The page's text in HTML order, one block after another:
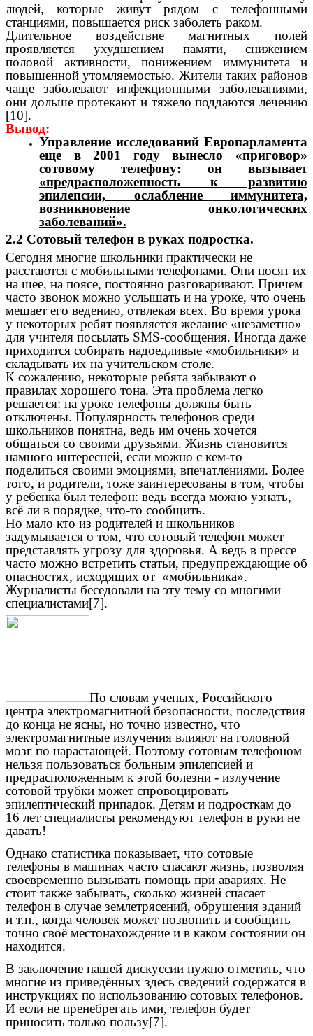
людей, которые живут рядом с телефонными
станциями, повышается риск заболеть раком.
Длительное воздействие магнитных полей
проявляется ухудшением памяти, снижением
половой активности, понижением иммунитета и
повышенной утомляемостью. Жители таких районов
чаще заболевают инфекционными заболеваниями,
они дольше протекают и тяжело поддаются лечению
[10].
Вывод:
Управление исследований Европарламента
еще в 2001 году вынесло «приговор»
сотовому телефону: он вызывает
«предрасположенность к развитию
эпилепсии, ослабление иммунитета,
возникновение онкологических
заболеваний».
2.2 Сотовый телефон в руках подростка.
Сегодня многие школьники практически не
расстаются с мобильными телефонами. Они носят их
на шее, на поясе, постоянно разговаривают. Причем
часто звонок можно услышать и на уроке, что очень
мешает его ведению, отвлекая всех. Во время урока
у некоторых ребят появляется желание «незаметно»
для учителя посылать SMS-сообщения. Иногда даже
приходится собирать надоедливые «мобильники» и
складывать их на учительском столе.
К сожалению, некоторые ребята забывают о
правилах хорошего тона. Эта проблема легко
решается: на уроке телефоны должны быть
отключены. Популярность телефонов среди
школьников понятна, ведь им очень хочется
общаться со своими друзьями. Жизнь становится
намного интересней, если можно с кем-то
поделиться своими эмоциями, впечатлениями. Более
того, и родители, тоже заинтересованы в том, чтобы
у ребенка был телефон: ведь всегда можно узнать,
всё ли в порядке, что-то сообщить.
Но мало кто из родителей и школьников
задумывается о том, что сотовый телефон может
представлять угрозу для здоровья. А ведь в прессе
часто можно встретить статьи, предупреждающие об
опасностях, исходящих от «мобильника».
Журналисты беседовали на эту тему со многими
специалистами[7].
По словам ученых, Российского
центра электромагнитной безопасности, последствия
до конца не ясны, но точно известно, что
электромагнитные излучения влияют на головной
мозг по нарастающей. Поэтому сотовым телефоном
нельзя пользоваться больным эпилепсией и
предрасположенным к этой болезни - излучение
сотовой трубки может спровоцировать
эпилептический припадок. Детям и подросткам до
16 лет специалисты рекомендуют телефон в руки не
давать!
Однако статистика показывает, что сотовые
телефоны в машинах часто спасают жизнь, позволяя
своевременно вызывать помощь при авариях. Не
стоит также забывать, сколько жизней спасает
телефон в случае землетрясений, обрушения зданий
и т.п., когда человек может позвонить и сообщить
точно своё местонахождение и в каком состоянии он
находится.
В заключение нашей дискуссии нужно отметить, что
многие из приведённых здесь сведений содержатся в
инструкциях по использованию сотовых телефонов.
И если не пренебрегать ими, телефон будет
приносить только пользу[7].